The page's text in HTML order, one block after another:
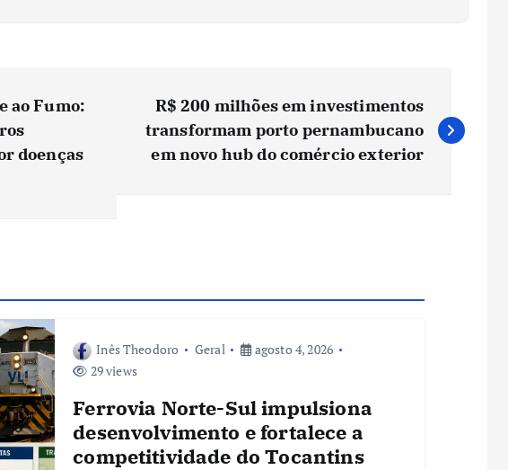
ao Fumo:
doenças
R$ 200 milhões em investimentos
transformam porto pernambucano
em novo hub do comércio exterior
Inês Theodoro Geral
agosto 4, 2026
29 views
Ferrovia Norte-Sul impulsiona
desenvolvimento e fortalece a
competitividade do Tocantins